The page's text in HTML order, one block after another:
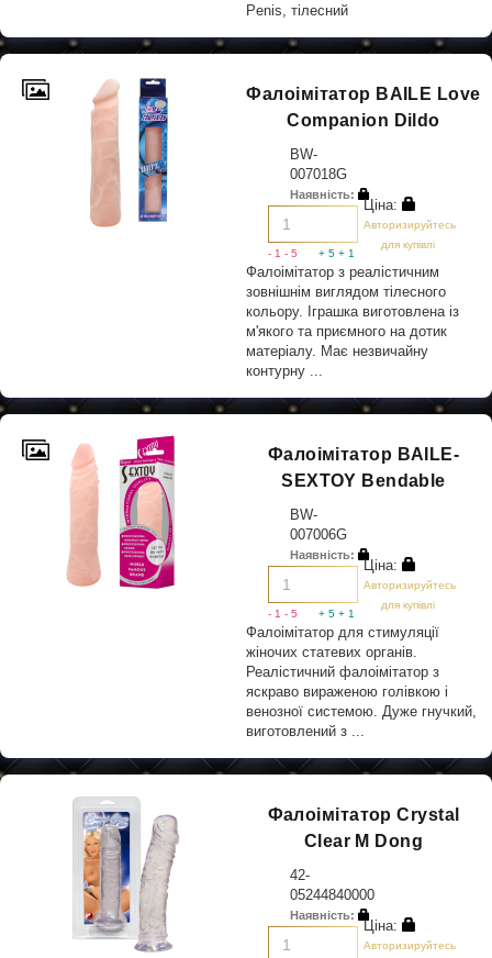
Penis, тілесний
Фалоімітатор BAILE Love
Companion Dildo
BW-
007018G
Наявність:
+ 1
- 1 - 5 + 5
Ціна:
Авторизируйтесь
для купівлі
Фалоімітатор з реалістичним
зовнішнім виглядом тілесного
кольору. Іграшка виготовлена із
м'якого та приємного на дотик
матеріалу. Має незвичайну
контурну ...
Фалоімітатор BAILE-
SEXTOY Bendable
BW-
007006G
Наявність:
+ 1
- 1 - 5 + 5
Ціна:
Авторизируйтесь
для купівлі
Фалоімітатор для стимуляції
жіночих статевих органів.
Реалістичний фалоімітатор з
яскраво вираженою голівкою і
венозної системою. Дуже гнучкий,
виготовлений з ...
Фалоімітатор Crystal
Clear M Dong
42-
05244840000
Наявність:
Ціна:
Авторизируйтесь